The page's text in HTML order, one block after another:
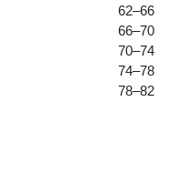
62–66
66–70
70–74
74–78
78–82